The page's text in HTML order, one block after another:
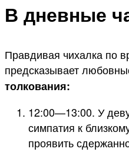
В дневные
Правдивая чихалка по
предсказывает
толкования:
12:00—13:00. У
симпатия к
проявить